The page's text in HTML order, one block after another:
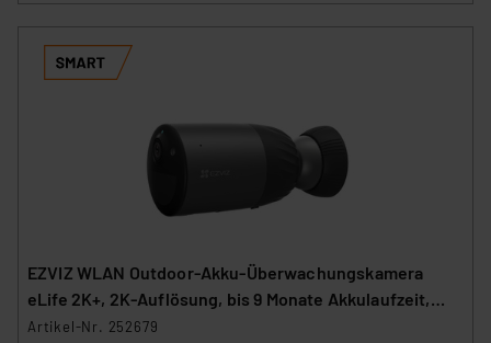
EZVIZ WLAN Outdoor-Akku-Überwachungskamera
eLife 2K+, 2K-Auflösung, bis 9 Monate Akkulaufzeit,
IP66
Artikel-Nr. 252679